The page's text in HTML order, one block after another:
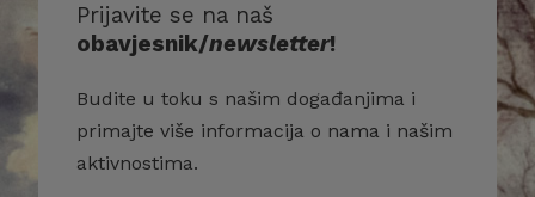
Prijavite se na naš
obavjesnik/newsletter!
Budite u toku s našim događanjima i
primajte više informacija o nama i našim
aktivnostima.